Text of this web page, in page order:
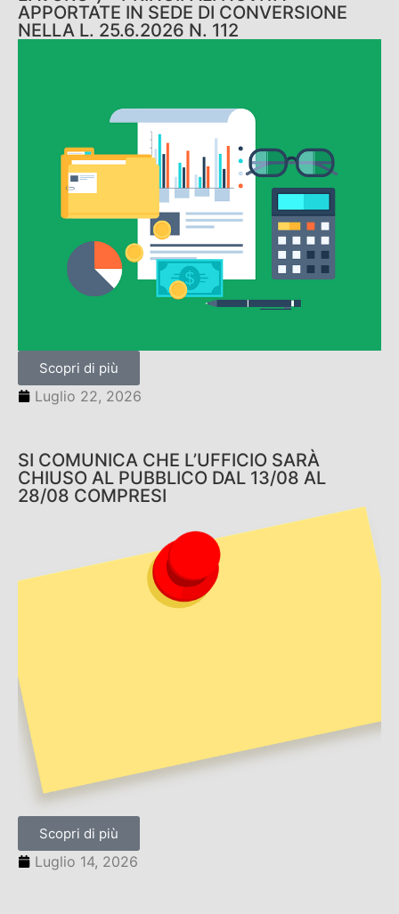
APPORTATE IN SEDE DI CONVERSIONE
NELLA L. 25.6.2026 N. 112
Scopri di più
Luglio 22, 2026
SI COMUNICA CHE L’UFFICIO SARÀ
CHIUSO AL PUBBLICO DAL 13/08 AL
28/08 COMPRESI
Scopri di più
Luglio 14, 2026